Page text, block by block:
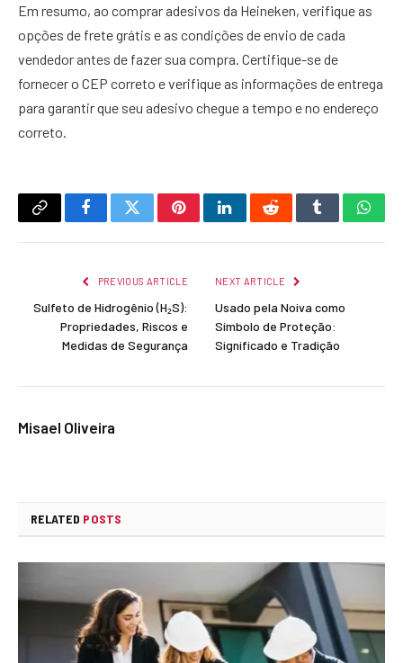
Em resumo, ao comprar adesivos da Heineken, verifique as
opções de frete grátis e as condições de envio de cada
vendedor antes de fazer sua compra. Certifique-se de
fornecer o CEP correto e verifique as informações de entrega
para garantir que seu adesivo chegue a tempo e no endereço
correto.
Copy
FacebookTwitterPinterestLinkedInRedditTumblr
PREVIOUS ARTICLE
Sulfeto de Hidrogênio (H₂S):
Propriedades, Riscos e
Medidas de Segurança
NEXT ARTICLE
Usado pela Noiva como
Símbolo de Proteção:
Significado e Tradição
Misael Oliveira
RELATED POSTS